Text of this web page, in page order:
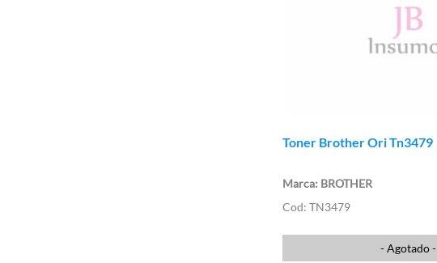
Toner Brother Ori Tn3479
BROTHER
TN3479
- Agotado -